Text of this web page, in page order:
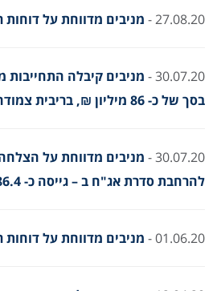
27.08.20 - מניבים מדווחת על דוחות
30.07.20 -
מניבים קיבלה
בסך של כ- 86 מיליון ₪, בריבית צמודה של כ- %9.1
30.07.20 -
מניבים מדווחת על
להרחבת סדרת אג"ח ב – גייסה כ- 86.4 מיליון ₪
01.06.20 - מניבים מדווחת על דוחות רבעון 1